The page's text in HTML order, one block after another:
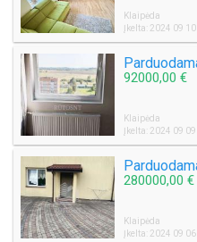
Klaipėda
Įkelta: 2024 09 10
92000,00 €
Klaipėda
Įkelta: 2024 09 09
280000,00 €
Klaipėda
Įkelta: 2024 09 06